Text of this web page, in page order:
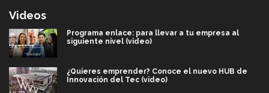
Videos
Programa enlace: para llevar a tu empresa al
siguiente nivel (video)
¿Quieres emprender? Conoce el nuevo HUB de
Innovación del Tec (video)